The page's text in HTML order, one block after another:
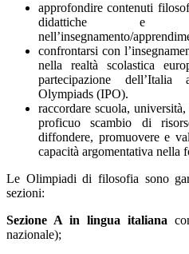
approfondire contenuti
didattiche e
nell’insegnamento/
confrontarsi con
nella realtà scolastica
partecipazione dell’Italia
Olympiads (IPO).
raccordare scuola,
proficuo scambio di
diffondere, promuovere e
capacità argomentativa nella
Le Olimpiadi di filosofia sono
sezioni:
Sezione A in lingua italiana
nazionale);